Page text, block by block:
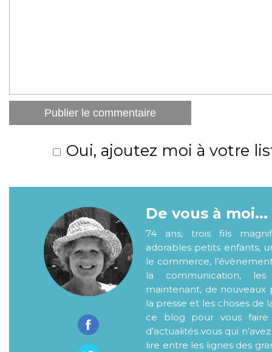
Oui, ajoutez moi à votre
De vous à moi...
74 ans, trois fils
adorables petits enfants,
le commerce,
la communication,
maintenant, de nouveaux
la presse et les choses de
ce blog pour vous faire
d’actualités..vous qui
lire entre les lignes des